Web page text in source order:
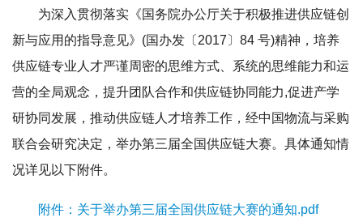
为深入贯彻落实《国务院办公厅关于积极推进供应链创
新与应用的指导意见》(国办发〔2017〕84 号)精神，培养
供应链专业人才严谨周密的思维方式、系统的思维能力和运
营的全局观念，提升团队合作和供应链协同能力,促进产学
研协同发展，推动供应链人才培养工作，经中国物流与采购
联合会研究决定，举办第三届全国供应链大赛。具体通知情
况详见以下附件。
附件：关于举办第三届全国供应链大赛的通知.pdf